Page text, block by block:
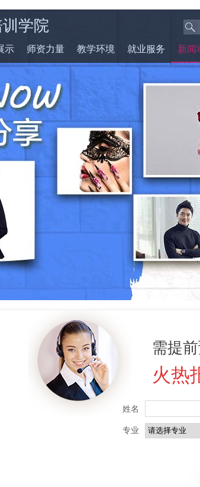
学院
示 师资力量 教学环境 就业服务 新闻
需提
火热
姓名
专业